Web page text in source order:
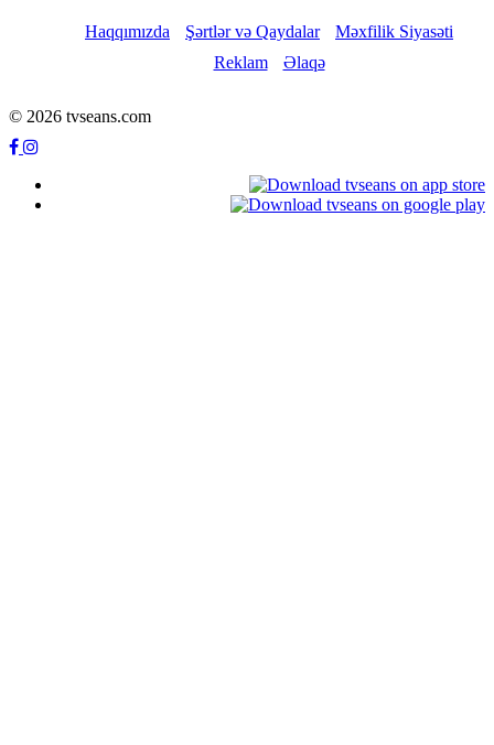
Haqqımızda Şərtlər və Qaydalar
Məxfilik Siyasəti
Reklam
Əlaqə
© 2026 tvseans.com